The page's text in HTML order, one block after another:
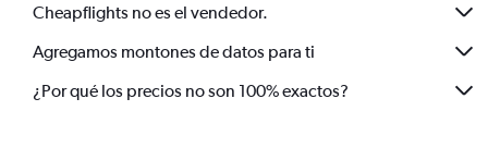
Cheapflights no es el vendedor.
Agregamos montones de datos para ti
¿Por qué los precios no son 100% exactos?